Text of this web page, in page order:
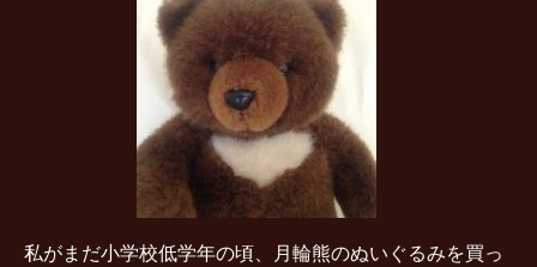
私がまだ小学校低学年の頃、月輪熊のぬいぐるみを買っ